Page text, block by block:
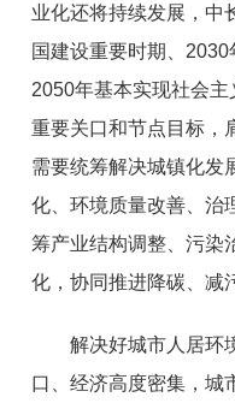
业化还将持续发展，中
国建设重要时期、2030
2050年基本实现社会
重要关口和节点目标，
需要统筹解决城镇化发
化、环境质量改善、治
筹产业结构调整、污染
化，协同推进降碳、减
解决好城市人居环
口、经济高度密集，城